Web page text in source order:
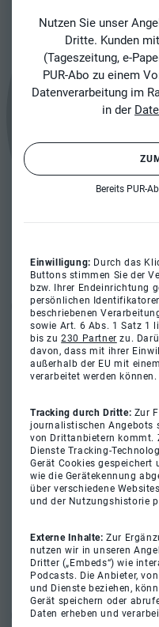
Nutzen Sie unser
Dritte. Kunden
(Tageszeitung, e-
PUR-Abo zu einem
Datenverarbeitung im
in der
Bereits PUR-
Einwilligung: Durch das
Buttons stimmen Sie der
bzw. Ihrer Endeinrichtung
persönlichen
beschriebenen
sowie Art. 6 Abs. 1 Satz 1
bis zu230 Partner zu.
davon, dass mit ihrer
außerhalb der EU mit
verarbeitet werden können.
Tracking durch Dritte: Zur
journalistischen Angebots
von Drittanbietern kommt.
Dienste Tracking-
Gerät Cookies gespeichert
wie die Gerätekennung
über verschiedene
und der Nutzungshistorie
Externe Inhalte:Zur
nutzen wir in unseren
Dritter („Embeds“) wie
Podcasts. Die Anbieter,
und Dienste beziehen,
Gerät speichern oder
Daten erheben und